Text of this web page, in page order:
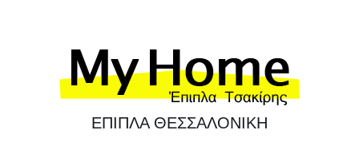
ΕΠΙΠΛΑ ΘΕΣΣΑΛΟΝΙΚΗ